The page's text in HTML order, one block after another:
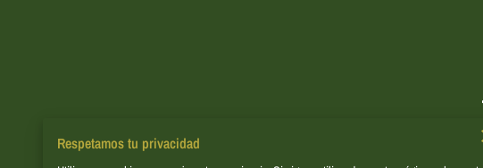
Respetamos tu privacidad